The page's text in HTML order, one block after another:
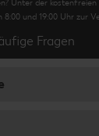
Unter der
8:00 und 19:00 Uhr zur
Fragen